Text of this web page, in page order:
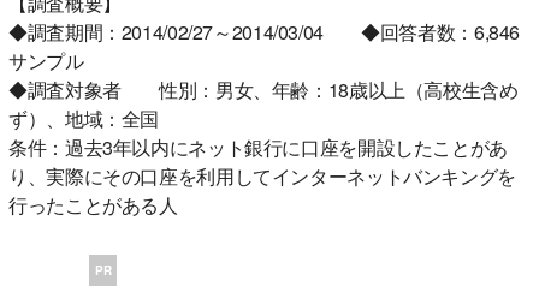
◆調査期間：2014/02/27～2014/03/04 ◆回答者数：6,846
サンプル
◆調査対象者 性別：男女、年齢：18歳以上（高校生含め
ず）、地域：全国
条件：過去3年以内にネット銀行に口座を開設したことがあ
り、実際にその口座を利用してインターネットバンキングを
行ったことがある人
PR